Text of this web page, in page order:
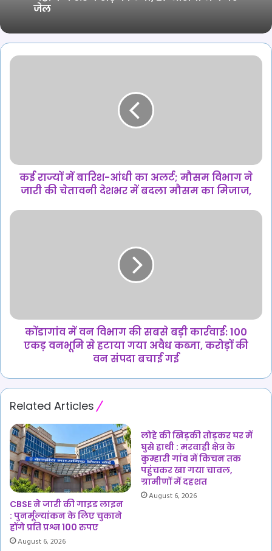
जेल
कई
विभाग
चेतावनी
कई राज्यों में बारिश-आंधी का अलर्ट; मौसम विभाग ने
जारी की चेतावनी देशभर में बदला मौसम का मिजाज,
कोंडागांव
100
वनभूमि
गया
कब्जा,
करोड़ों
की
वन
संपदा
बचाई
गई
कोंडागांव में वन विभाग की सबसे बड़ी कार्रवाई: 100
एकड़ वनभूमि से हटाया गया अवैध कब्जा, करोड़ों की
वन संपदा बचाई गई
Related Articles
CBSE ने जारी की गाइड लाइन
: पुनर्मूल्यांकन के लिए चुकाने
होंगे प्रति प्रश्न 100 रुपए
August 6, 2026
लोहे की खिड़की तोड़कर घर में
घुसे हाथी : मरवाही क्षेत्र के
कुम्हारी गांव में किचन तक
पहुंचकर खा गया चावल,
ग्रामीणों में दहशत
August 6, 2026